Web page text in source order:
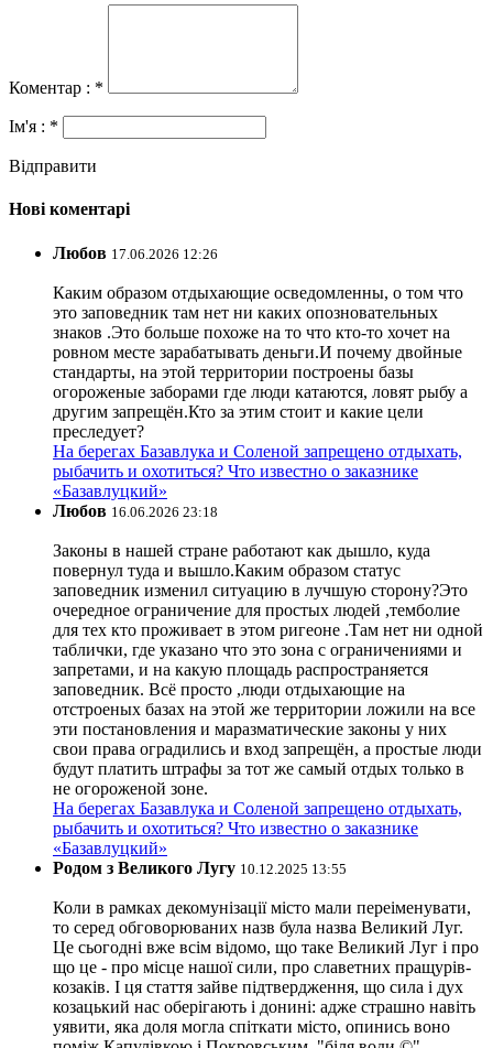
Коментар : *
Ім'я : *
Відправити
Нові коментарі
Любов 17.06.2026 12:26
Каким образом отдыхающие осведомленны, о том что
это заповедник там нет ни каких опозновательных
знаков .Это больше похоже на то что кто-то хочет на
ровном месте зарабатывать деньги.И почему двойные
стандарты, на этой территории построены базы
огороженые заборами где люди катаются, ловят рыбу а
другим запрещён.Кто за этим стоит и какие цели
преследует?
На берегах Базавлука и Соленой запрещено отдыхать,
рыбачить и охотиться? Что известно о заказнике
«Базавлуцкий»
Любов 16.06.2026 23:18
Законы в нашей стране работают как дышло, куда
повернул туда и вышло.Каким образом статус
заповедник изменил ситуацию в лучшую сторону?Это
очередное ограничение для простых людей ,темболие
для тех кто проживает в этом ригеоне .Там нет ни одной
таблички, где указано что это зона с ограничениями и
запретами, и на какую площадь распространяется
заповедник. Всё просто ,люди отдыхающие на
отстроеных базах на этой же территории ложили на все
эти постановления и маразматические законы у них
свои права оградились и вход запрещён, а простые люди
будут платить штрафы за тот же самый отдых только в
не огороженой зоне.
На берегах Базавлука и Соленой запрещено отдыхать,
рыбачить и охотиться? Что известно о заказнике
«Базавлуцкий»
Родом з Великого Лугу 10.12.2025 13:55
Коли в рамках декомунізації місто мали переіменувати,
то серед обговорюваних назв була назва Великий Луг.
Це сьогодні вже всім відомо, що таке Великий Луг і про
що це - про місце нашої сили, про славетних пращурів-
козаків. І ця стаття зайве підтвердження, що сила і дух
козацький нас оберігають і донині: адже страшно навіть
уявити, яка доля могла спіткати місто, опинись воно